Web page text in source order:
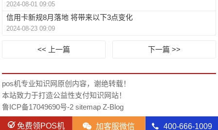
2024-08-01 09:05
信用卡新规8月落地 将带来以下3点变化
2024-08-23 09:09
<< 上一篇 下一篇 >>
pos机专业知识网原创内容，谢绝转载！
本站致力于打造公益性支付知识网站！
鲁ICP备17049690号-2 sitemap Z-Blog
免费领POS机 󦘑 加客服微信 󦁁 400-666-1009